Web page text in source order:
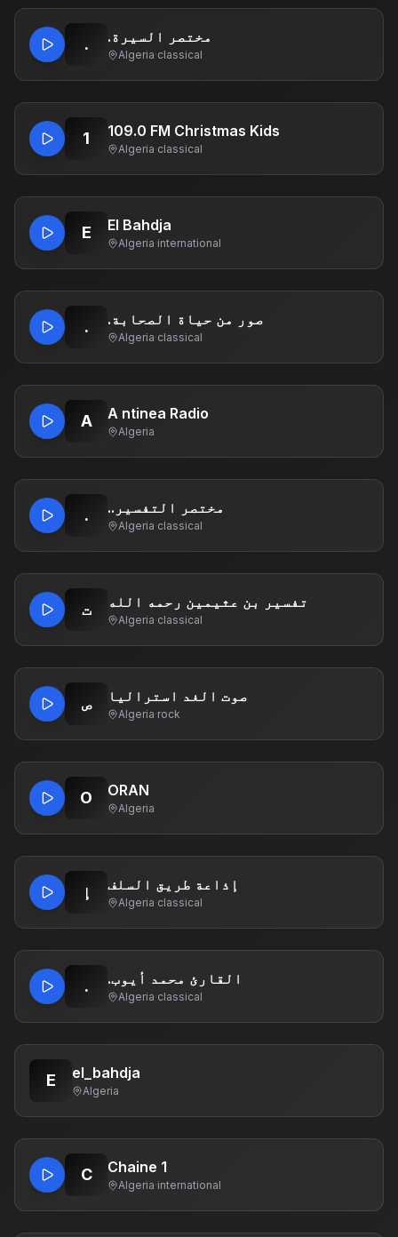
. .مختصر السيرة
Algeria·classical
1 109.0 FM Christmas Kids
Algeria·classical
E El Bahdja
Algeria·international
. .صور من حياة الصحابة
Algeria·classical
A A ntinea Radio
Algeria
. ..مختصر التفسير
Algeria·classical
ت تفسير بن عثيمين رحمه الله
Algeria·classical
ص صوت الغد استراليا
Algeria·rock
O ORAN
Algeria
إ إذاعة طريق السلف
Algeria·classical
. .القارئ محمد أيوب
Algeria·classical
E el_bahdja
Algeria
C Chaine 1
Algeria·international